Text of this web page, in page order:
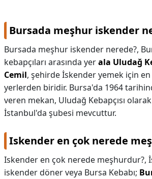
Bursada meşhur iskender
Bursada meşhur iskender nerede?,
kebapçıları arasında yerala Uludağ
Cemil, şehirde İskender yemek için
yerlerden biridir. Bursa'da 1964
veren mekan, Uludağ Kebapçısı
İstanbul'da şubesi mevcuttur.
Iskender en çok nerede
Iskender en çok nerede meşhurdur?,
iskender döner veya Bursa Kebabı;